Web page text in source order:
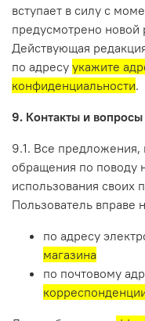
вступает в силу с
предусмотрено новой
Действующая
по адресу укажите
конфиденциальности.
9. Контакты и
9.1. Все
обращения по поводу
использования своих
Пользователь вправе
по адресу
магазина
по почтовому